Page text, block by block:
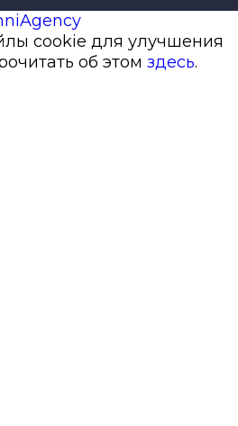
cookie для улучшения
об этом здесь.